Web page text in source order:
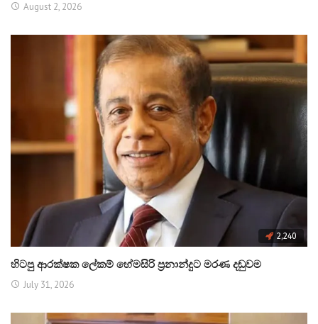
August 2, 2026
2,240
හිටපු ආරක්ෂක ලේකම් හේමසිරි ප්‍රනාන්දුට මරණ දඬුවම
July 31, 2026